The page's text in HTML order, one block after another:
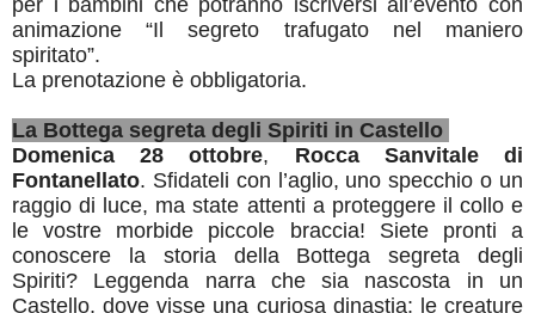
animazione “Il segreto trafugato nel maniero
spiritato”.
La prenotazione è obbligatoria.
La Bottega segreta degli Spiriti in Castello
Domenica 28 ottobre, Rocca Sanvitale di
Fontanellato. Sfidateli con l’aglio, uno specchio o un
raggio di luce, ma state attenti a proteggere il collo e
le vostre morbide piccole braccia! Siete pronti a
conoscere la storia della Bottega segreta degli
Spiriti? Leggenda narra che sia nascosta in un
Castello, dove visse una curiosa dinastia: le creature